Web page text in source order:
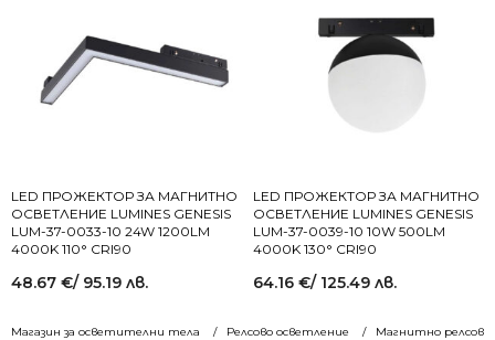
Магазин за осветителни тела Релсово осветление Магнитно релсово
LED ПРОЖЕКТОР ЗА МАГНИТНО
ОСВЕТЛЕНИЕ LUMINES GENESIS
LUM-37-0033-10 24W 1200LM
4000K 110° CRI90
48.67 €/ 95.19 лв.
LED ПРОЖЕКТОР ЗА МАГНИТНО
ОСВЕТЛЕНИЕ LUMINES GENESIS
LUM-37-0039-10 10W 500LM
4000K 130° CRI90
64.16 €/ 125.49 лв.